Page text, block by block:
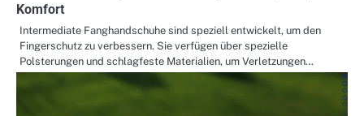
Komfort
Intermediate Fanghandschuhe sind speziell entwickelt, um den
Fingerschutz zu verbessern. Sie verfügen über spezielle
Polsterungen und schlagfeste Materialien, um Verletzungen…